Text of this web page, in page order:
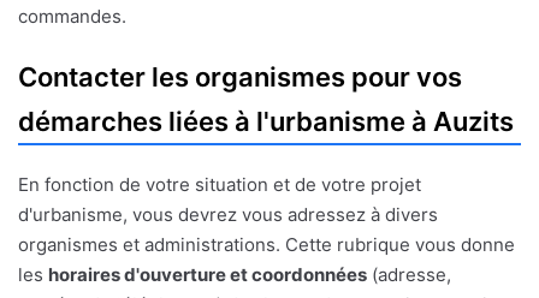
commandes.
Contacter les organismes pour vos
démarches liées à l'urbanisme à Auzits
En fonction de votre situation et de votre projet
d'urbanisme, vous devrez vous adressez à divers
organismes et administrations. Cette rubrique vous donne
les horaires d'ouverture et coordonnées (adresse,